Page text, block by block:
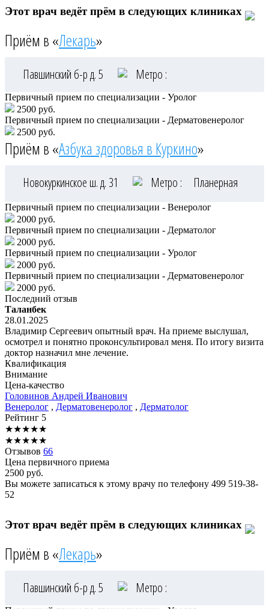
Этот врач ведёт прём в следующих клиниках
Приём в «Лекарь»
Павшинский б-р д. 5 Метро :
Первичный прием по специализации - Уролог
2500 руб.
Первичный прием по специализации - Дерматовенеролог
2500 руб.
Приём в «Азбука здоровья в Куркино»
Новокуркинское ш. д. 31 Метро : Планерная
Первичный прием по специализации - Венеролог
2000 руб.
Первичный прием по специализации - Дерматолог
2000 руб.
Первичный прием по специализации - Уролог
2000 руб.
Первичный прием по специализации - Дерматовенеролог
2000 руб.
Последний отзыв
Таланбек
28.01.2025
Владимир Сергеевич опытный врач. На приеме выслушал,
осмотрел и понятно проконсультировал меня. По итогу визита
доктор назначил мне лечение.
Квалификация
Внимание
Цена-качество
Головинов Андрей Иванович
Венеролог , Дерматовенеролог , Дерматолог
Рейтинг 5
★★★★★
★★★★★
Отзывов 66
Цена первичного приема
2500 руб.
Вы можете записаться к этому врачу по телефону 499 519-38-
52
Этот врач ведёт прём в следующих клиниках
Приём в «Лекарь»
Павшинский б-р д. 5 Метро :